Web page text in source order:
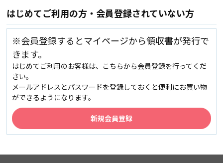
はじめてご利用の方・会員登録されていない方
※会員登録するとマイページから領収書が発行で
きます。
はじめてご利用のお客様は、こちらから会員登録を行ってくだ
さい。
メールアドレスとパスワードを登録しておくと便利にお買い物
ができるようになります。